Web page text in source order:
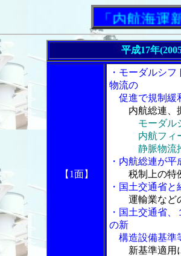
「内航海運新聞
平成17年
【1面】
・モーダルシ
物流の
促進で規制緩
内航総連、
モーダル
内航フィー
静脈物流推
・内航総連が
税制上の特
・国土交通省
運輸業など
・国土交通省
の新
構造設備基準
新基準適用